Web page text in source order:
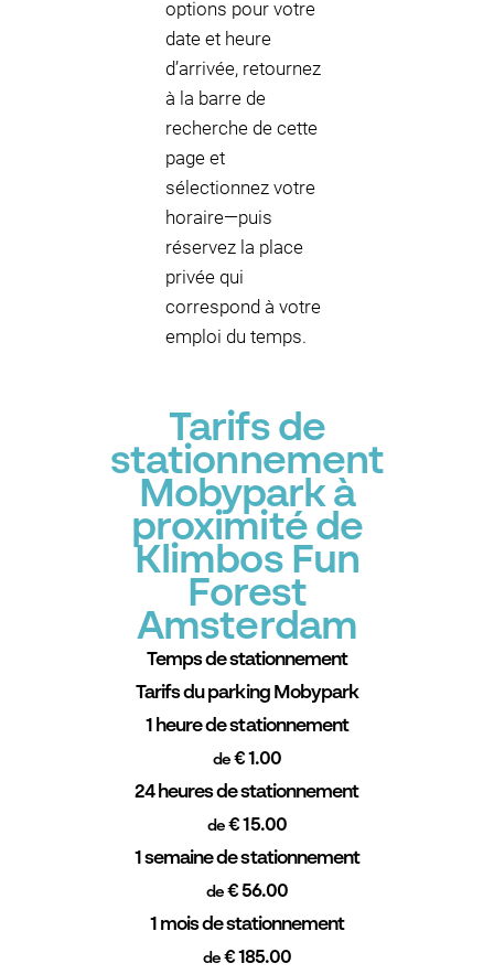
options pour votre
date et heure
d’arrivée, retournez
à la barre de
recherche de cette
page et
sélectionnez votre
horaire—puis
réservez la place
privée qui
correspond à votre
emploi du temps.
Tarifs de
stationnement
Mobypark à
proximité de
Klimbos Fun
Forest
Amsterdam
Temps de stationnement
Tarifs du parking Mobypark
1 heure de stationnement
de€ 1.00
24 heures de stationnement
de € 15.00
1 semaine de stationnement
de€ 56.00
1 mois de stationnement
de€ 185.00